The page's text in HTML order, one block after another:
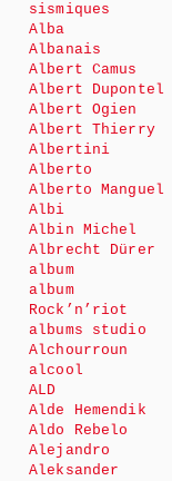
sismiques
Alba
Albanais
Albert Camus
Albert Dupontel
Albert Ogien
Albert Thierry
Albertini
Alberto
Alberto Manguel
Albi
Albin Michel
Albrecht Dürer
album
album
Rock’n’riot
albums studio
Alchourroun
alcool
ALD
Alde Hemendik
Aldo Rebelo
Alejandro
Aleksander